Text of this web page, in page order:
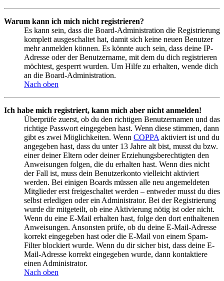
Warum kann ich mich nicht registrieren?
Es kann sein, dass die Board-Administration die Registrierung
komplett ausgeschaltet hat, damit sich keine neuen Benutzer
mehr anmelden können. Es könnte auch sein, dass deine IP-
Adresse oder der Benutzername, mit dem du dich registrieren
möchtest, gesperrt wurden. Um Hilfe zu erhalten, wende dich
an die Board-Administration.
Nach oben
Ich habe mich registriert, kann mich aber nicht anmelden!
Überprüfe zuerst, ob du den richtigen Benutzernamen und das
richtige Passwort eingegeben hast. Wenn diese stimmen, dann
gibt es zwei Möglichkeiten. Wenn COPPA aktiviert ist und du
angegeben hast, dass du unter 13 Jahre alt bist, musst du bzw.
einer deiner Eltern oder deiner Erziehungsberechtigten den
Anweisungen folgen, die du erhalten hast. Wenn dies nicht
der Fall ist, muss dein Benutzerkonto vielleicht aktiviert
werden. Bei einigen Boards müssen alle neu angemeldeten
Mitglieder erst freigeschaltet werden – entweder musst du dies
selbst erledigen oder ein Administrator. Bei der Registrierung
wurde dir mitgeteilt, ob eine Aktivierung nötig ist oder nicht.
Wenn du eine E-Mail erhalten hast, folge den dort enthaltenen
Anweisungen. Ansonsten prüfe, ob du deine E-Mail-Adresse
korrekt eingegeben hast oder die E-Mail von einem Spam-
Filter blockiert wurde. Wenn du dir sicher bist, dass deine E-
Mail-Adresse korrekt eingegeben wurde, dann kontaktiere
einen Administrator.
Nach oben